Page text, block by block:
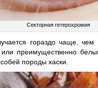
Секторная гетерохромия
гораздо чаще,
преимущественно
породы хаски.